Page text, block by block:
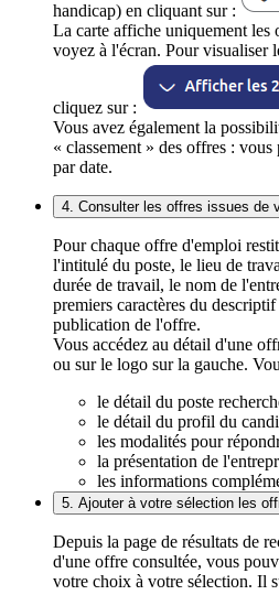
handicap) en cliquant sur :
La carte affiche uniquement les
voyez à l'écran. Pour visualiser
cliquez sur :
Vous avez également la
« classement » des offres :
par date.
4. Consulter les offres issues de
Pour chaque offre d'emploi
l'intitulé du poste, le lieu de
durée de travail, le nom de
premiers caractères du
publication de l'offre.
Vous accédez au détail d'une
ou sur le logo sur la gauche.
le détail du poste
le détail du profil du
les modalités pour
la présentation de
les informations
5. Ajouter à votre sélection les
Depuis la page de résultats de
d'une offre consultée, vous
votre choix à votre sélection. Il